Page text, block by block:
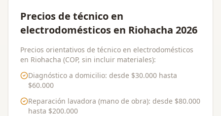
Precios de técnico en
electrodomésticos en Riohacha 2026
Precios orientativos de técnico en electrodomésticos
en Riohacha (COP, sin incluir materiales):
Diagnóstico a domicilio: desde $30.000 hasta
$60.000
Reparación lavadora (mano de obra): desde $80.000
hasta $200.000